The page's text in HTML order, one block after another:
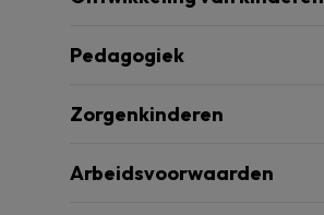
Pedagogiek
Zorgenkinderen
Arbeidsvoorwaarden